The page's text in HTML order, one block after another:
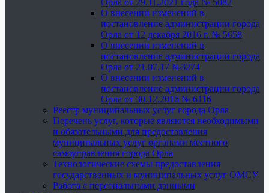
Орла от 29.11.2021 года № 5082
О внесении изменений в
постановление администрации города
Орла от 12 декабря 2016 г. № 5658
О внесении изменений в
постановление администрации города
Орла от 21.07.17 №3274
О внесении изменений в
постановление администрации города
Орла от 30.12.2016 № 6116
Реестр муниципальных услуг города Орла
Перечень услуг, которые являются необходимыми
и обязательными для предоставления
муниципальных услуг органами местного
самоуправления города Орла
Технологические схемы предоставления
государственных и муниципальных услуг ОМСУ
Работа с персональными данными